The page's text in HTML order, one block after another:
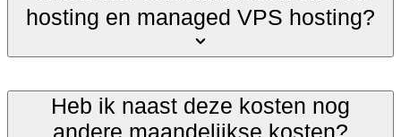
hosting en managed VPS hosting?
Heb ik naast deze kosten nog
andere maandelijkse kosten?